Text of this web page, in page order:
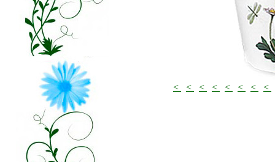
< < < < < < < <